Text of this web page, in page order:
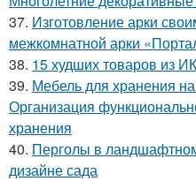
37. Изготовление арки
межкомнатной арки
38. 15 худших товаров из
39. Мебель для хранения
Организация
хранения
40. Перголы в
дизайне сада